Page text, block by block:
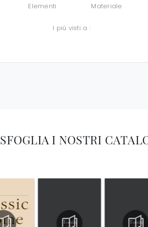
Elementi Materiale
I più visti a :
SFOGLIA I NOSTRI